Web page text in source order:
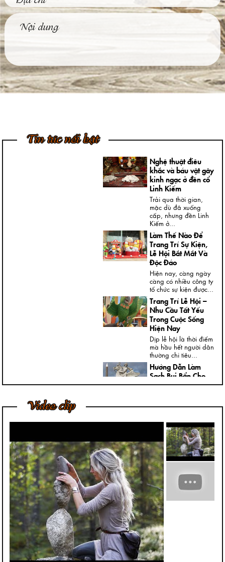
Tin tức nổi bật
Tìm Hiểu Về Kỹ
ngưỡng những bức
tượng đồng...
4 Bước Quan Trọng
Trong Quy Trình
tượng khá thông dụng
Nghệ thuật điêu
khắc và báu vật gây
kinh ngạc ở đền cổ
Linh Kiếm
Trải qua thời gian,
mặc dù đã xuống
cấp, nhưng đền Linh
Kiếm ở...
Làm Thế Nào Để
Trang Trí Sự Kiện,
Lễ Hội Bắt Mắt Và
Độc Đáo
Hiện nay, càng ngày
càng có nhiều công ty
tổ chức sự kiện được...
Trang Trí Lễ Hội –
Nhu Cầu Tất Yếu
Trong Cuộc Sống
Hiện Nay
Dịp lễ hội là thời điểm
mà hầu hết người dân
thường chi tiêu...
Hướng Dẫn Làm
Sạch Bụi Bẩn Cho
Tượng Thạch Cao
các...
Bí Quyết Để Tượng
Đá Mỹ Nghệ Luôn
Giữ Được Nước
Bóng Tốt Nhất
Trong điều kiện phát
triển kinh tế, chúng tôi
nhận thấy khách
hàng...
Cách Vệ Sinh Trần
Nhà Thạch Cao Của
Chuyên Gia
Cách vệ sinh trần nhà
thạch cao đúng đắn
và hiệu quả có phải...
Video clip